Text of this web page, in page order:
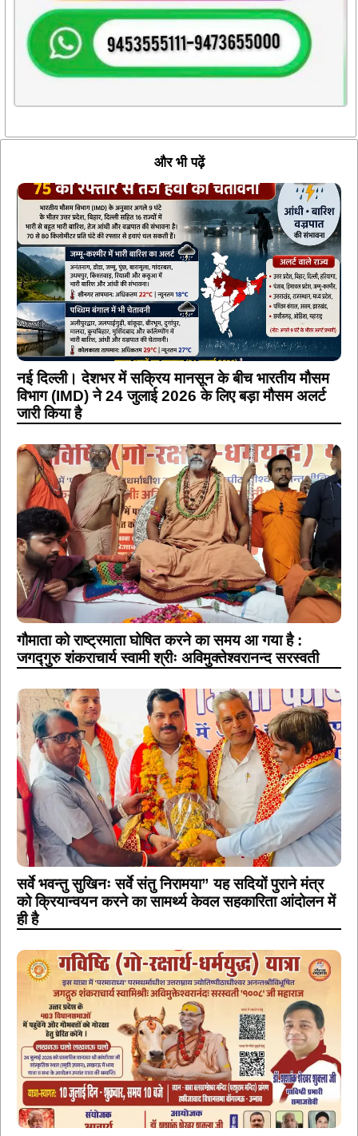
और भी पढ़ें
नई दिल्ली। देशभर में सक्रिय मानसून के बीच भारतीय मौसम
विभाग (IMD) ने 24 जुलाई 2026 के लिए बड़ा मौसम अलर्ट
जारी किया है
गौमाता को राष्ट्रमाता घोषित करने का समय आ गया है :
जगद्गुरु शंकराचार्य स्वामी श्रीः अविमुक्तेश्वरानन्द सरस्वती
सर्वे भवन्तु सुखिनः सर्वे संतु निरामया” यह सदियों पुराने मंत्र
को क्रियान्वयन करने का सामर्थ्य केवल सहकारिता आंदोलन में
ही है